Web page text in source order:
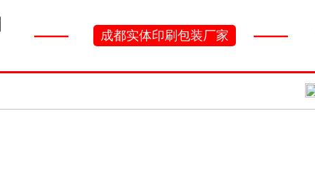
—— 成都实体印刷包装厂家 ——